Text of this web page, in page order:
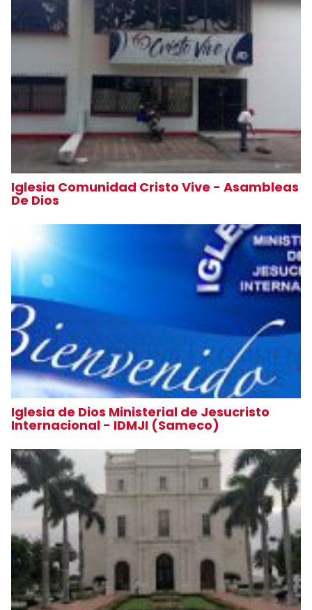
Iglesia Comunidad Cristo Vive - Asambleas
De Dios
Iglesia de Dios Ministerial de Jesucristo
Internacional - IDMJI (Sameco)